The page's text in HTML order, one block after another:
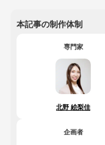
本記事の制作体制
専門家
北野 絵梨佳
企画者